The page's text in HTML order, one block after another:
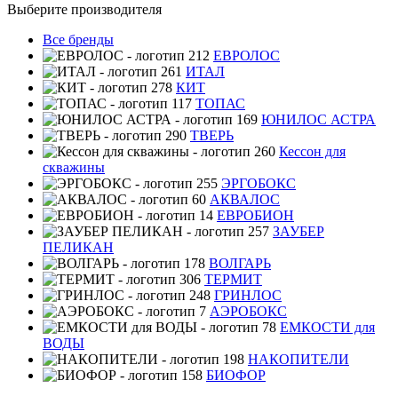
Выберите производителя
Все бренды
ЕВРОЛОС
ИТАЛ
КИТ
ТОПАС
ЮНИЛОС АСТРА
ТВЕРЬ
Кессон для
скважины
ЭРГОБОКС
АКВАЛОС
ЕВРОБИОН
ЗАУБЕР
ПЕЛИКАН
ВОЛГАРЬ
ТЕРМИТ
ГРИНЛОС
АЭРОБОКС
ЕМКОСТИ для
ВОДЫ
НАКОПИТЕЛИ
БИОФОР